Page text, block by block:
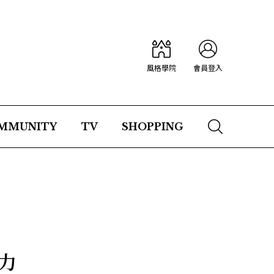
風格學院 會員登入
TV SHOPPING